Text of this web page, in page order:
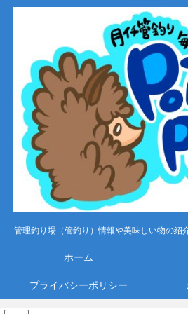
管理釣り場（管釣り）情報や美味しい物の紹
ホーム
プライバシーポリシー